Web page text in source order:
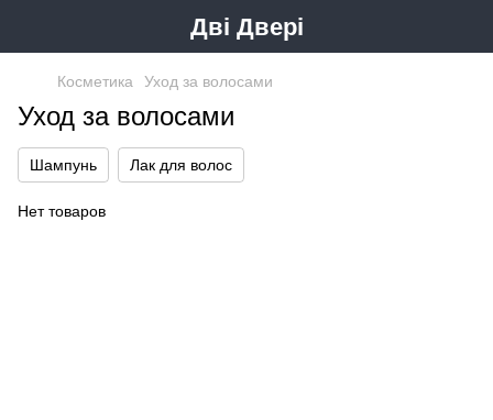
Дві Двері
Косметика Уход за волосами
Уход за волосами
Шампунь Лак для волос
Нет товаров